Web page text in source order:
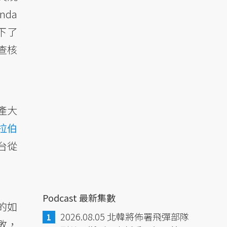
了
核
大
伯
從
如
Podcast 最新集數
2026.08.05 北韓將佈署飛彈部隊